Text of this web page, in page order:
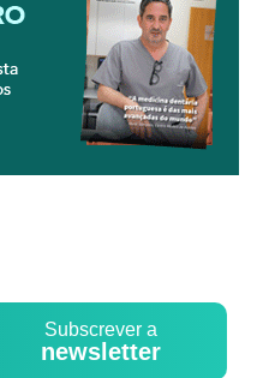
Subscrever a
newsletter